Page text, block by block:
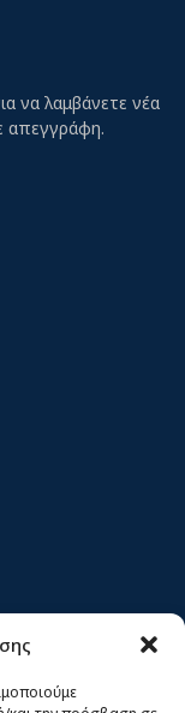
να λαμβάνετε νέα
απεγγράφη.